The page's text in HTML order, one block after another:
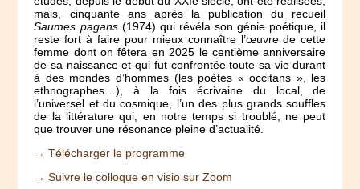
mais, cinquante ans après la publication du recueil
Saumes pagans(1974) qui révéla son génie poétique, il
reste fort à faire pour mieux connaître l’œuvre de cette
femme dont on fêtera en 2025 le centième anniversaire
de sa naissance et qui fut confrontée toute sa vie durant
à des mondes d’hommes (les poètes « occitans », les
ethnographes…), à la fois écrivaine du local, de
l’universel et du cosmique, l’un des plus grands souffles
de la littérature qui, en notre temps si troublé, ne peut
que trouver une résonance pleine d’actualité.
→ Télécharger le programme
→ Suivre le colloque en visio sur Zoom